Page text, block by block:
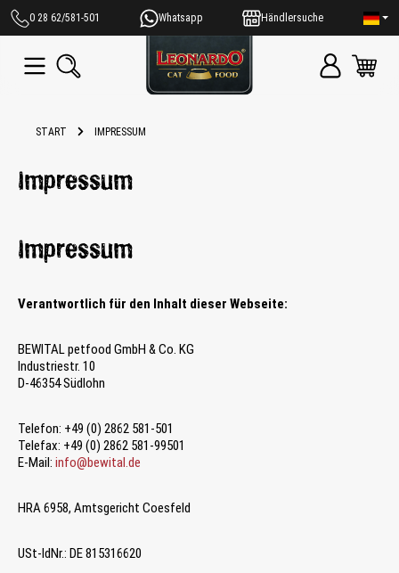
springen
0 28 62/581-501 Whatsapp Händlersuche
START IMPRESSUM
Impressum
Impressum
Verantwortlich für den Inhalt dieser Webseite:
BEWITAL petfood GmbH & Co. KG
Industriestr. 10
D-46354 Südlohn
Telefon: +49 (0) 2862 581-501
Telefax: +49 (0) 2862 581-99501
E-Mail: info@bewital.de
HRA 6958, Amtsgericht Coesfeld
USt-IdNr.: DE 815316620